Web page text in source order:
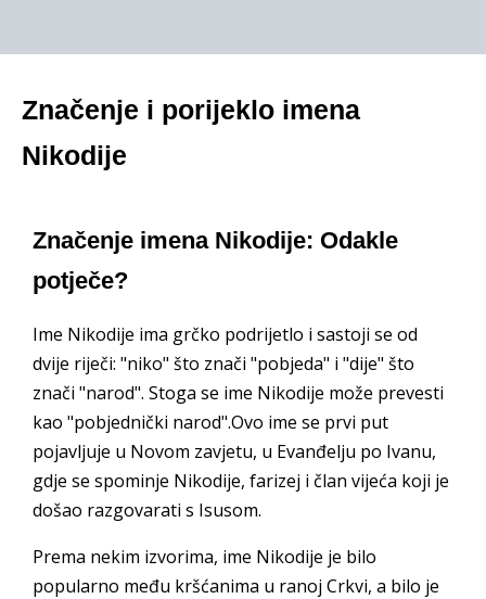
Značenje i porijeklo imena
Nikodije
Značenje imena Nikodije: Odakle
potječe?
Ime Nikodije ima grčko podrijetlo i sastoji se od
dvije riječi: "niko" što znači "pobjeda" i "dije" što
znači "narod". Stoga se ime Nikodije može prevesti
kao "pobjednički narod".Ovo ime se prvi put
pojavljuje u Novom zavjetu, u Evanđelju po Ivanu,
gdje se spominje Nikodije, farizej i član vijeća koji je
došao razgovarati s Isusom.
Prema nekim izvorima, ime Nikodije je bilo
popularno među kršćanima u ranoj Crkvi, a bilo je